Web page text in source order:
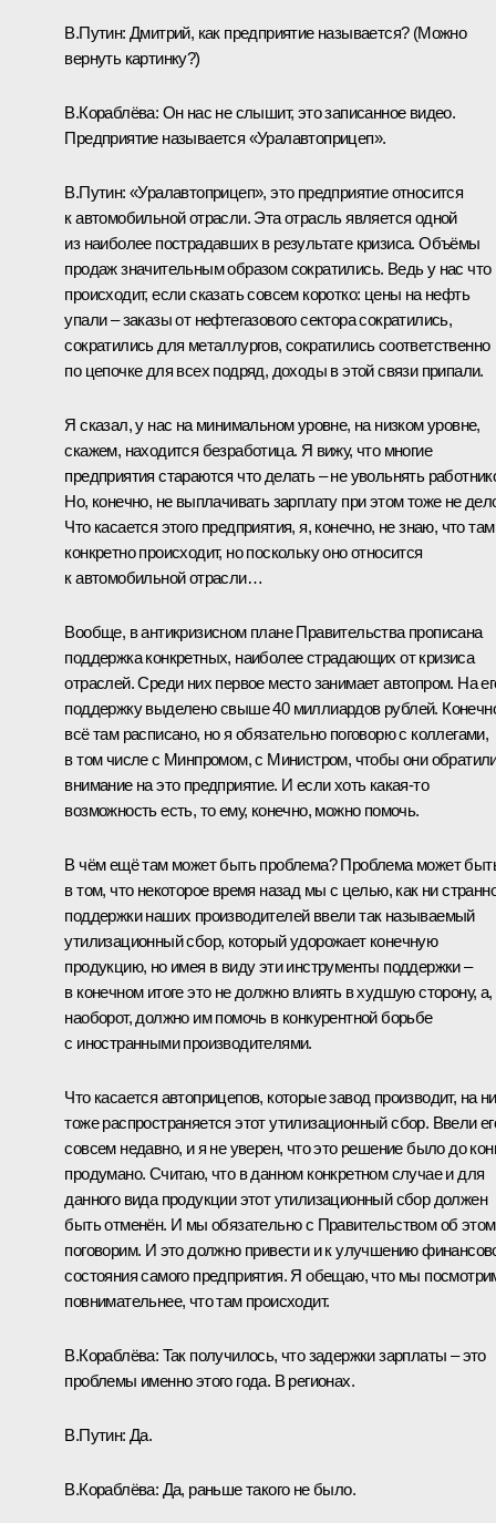
В.Путин: Дмитрий, как предприятие называется? (Можно
вернуть картинку?)
В.Кораблёва: Он нас не слышит, это записанное видео.
Предприятие называется «Уралавтоприцеп».
В.Путин: «Уралавтоприцеп», это предприятие относится
к автомобильной отрасли. Эта отрасль является одной
из наиболее пострадавших в результате кризиса. Объёмы
продаж значительным образом сократились. Ведь у нас что
происходит, если сказать совсем коротко: цены на нефть
упали – заказы от нефтегазового сектора сократились,
сократились для металлургов, сократились соответственно
по цепочке для всех подряд, доходы в этой связи припали.
Я сказал, у нас на минимальном уровне, на низком уровне,
скажем, находится безработица. Я вижу, что многие
предприятия стараются что делать – не увольнять
Но, конечно, не выплачивать зарплату при этом тоже не
Что касается этого предприятия, я, конечно, не знаю, что там
конкретно происходит, но поскольку оно относится
к автомобильной отрасли…
Вообще, в антикризисном плане Правительства прописана
поддержка конкретных, наиболее страдающих от кризиса
отраслей. Среди них первое место занимает автопром. На
поддержку выделено свыше 40 миллиардов рублей.
всё там расписано, но я обязательно поговорю с коллегами,
в том числе с Минпромом, с Министром, чтобы они
внимание на это предприятие. И если хоть какая‑то
возможность есть, то ему, конечно, можно помочь.
В чём ещё там может быть проблема? Проблема может
в том, что некоторое время назад мы с целью, как ни
поддержки наших производителей ввели так называемый
утилизационный сбор, который удорожает конечную
продукцию, но имея в виду эти инструменты поддержки –
в конечном итоге это не должно влиять в худшую сторону, а,
наоборот, должно им помочь в конкурентной борьбе
с иностранными производителями.
Что касается автоприцепов, которые завод производит, на
тоже распространяется этот утилизационный сбор. Ввели
совсем недавно, и я не уверен, что это решение было до
продумано. Считаю, что в данном конкретном случае и для
данного вида продукции этот утилизационный сбор должен
быть отменён. И мы обязательно с Правительством об этом
поговорим. И это должно привести и к улучшению
состояния самого предприятия. Я обещаю, что мы
повнимательнее, что там происходит.
В.Кораблёва: Так получилось, что задержки зарплаты – это
проблемы именно этого года. В регионах.
В.Путин: Да.
В.Кораблёва: Да, раньше такого не было.